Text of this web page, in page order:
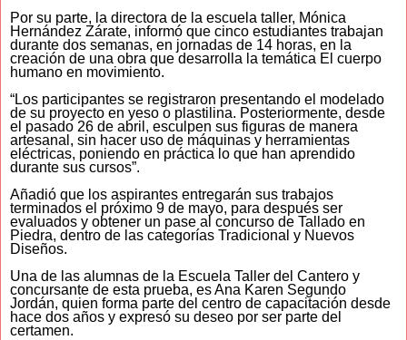
Por su parte, la directora de la escuela taller, Mónica
Hernández Zárate, informó que cinco estudiantes trabajan
durante dos semanas, en jornadas de 14 horas, en la
creación de una obra que desarrolla la temática El cuerpo
humano en movimiento.
“Los participantes se registraron presentando el modelado
de su proyecto en yeso o plastilina. Posteriormente, desde
el pasado 26 de abril, esculpen sus figuras de manera
artesanal, sin hacer uso de máquinas y herramientas
eléctricas, poniendo en práctica lo que han aprendido
durante sus cursos”.
Añadió que los aspirantes entregarán sus trabajos
terminados el próximo 9 de mayo, para después ser
evaluados y obtener un pase al concurso de Tallado en
Piedra, dentro de las categorías Tradicional y Nuevos
Diseños.
Una de las alumnas de la Escuela Taller del Cantero y
concursante de esta prueba, es Ana Karen Segundo
Jordán, quien forma parte del centro de capacitación desde
hace dos años y expresó su deseo por ser parte del
certamen.